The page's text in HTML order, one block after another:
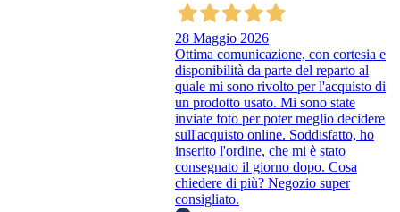
28 Maggio 2026
Ottima comunicazione, con cortesia e
disponibilità da parte del reparto al
quale mi sono rivolto per l'acquisto di
un prodotto usato. Mi sono state
inviate foto per poter meglio decidere
sull'acquisto online. Soddisfatto, ho
inserito l'ordine, che mi è stato
consegnato il giorno dopo. Cosa
chiedere di più? Negozio super
consigliato.